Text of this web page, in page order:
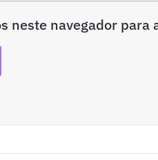
neste navegador para